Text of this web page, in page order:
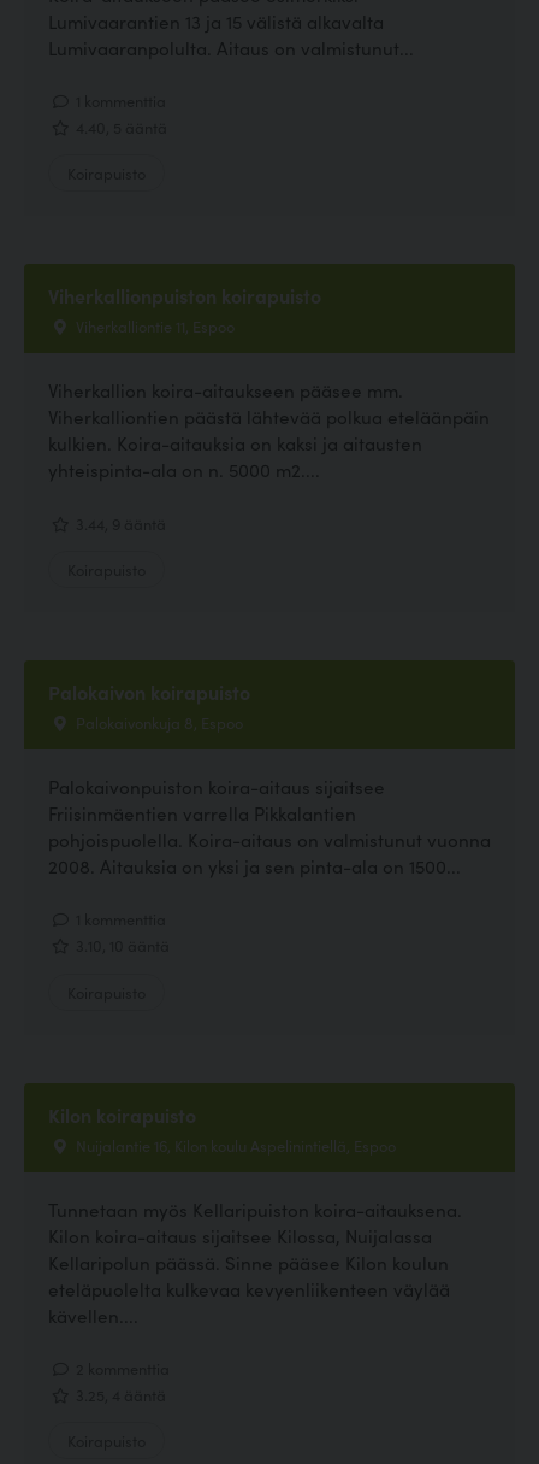
Lumivaarantien 13 ja 15 välistä alkavalta
Lumivaaranpolulta. Aitaus on valmistunut...
Viherkallionpuiston koirapuisto
Viherkalliontie 11, Espoo
Viherkallion koira-aitaukseen pääsee mm.
Viherkalliontien päästä lähtevää polkua eteläänpäin
kulkien. Koira-aitauksia on kaksi ja aitausten
yhteispinta-ala on n. 5000 m2....
Palokaivon koirapuisto
Palokaivonkuja 8, Espoo
Palokaivonpuiston koira-aitaus sijaitsee
Friisinmäentien varrella Pikkalantien
pohjoispuolella. Koira-aitaus on valmistunut vuonna
2008. Aitauksia on yksi ja sen pinta-ala on 1500...
Kilon koirapuisto
Nuijalantie 16, Kilon koulu Aspelinintiellä, Espoo
Tunnetaan myös Kellaripuiston koira-aitauksena.
Kilon koira-aitaus sijaitsee Kilossa, Nuijalassa
Kellaripolun päässä. Sinne pääsee Kilon koulun
eteläpuolelta kulkevaa kevyenliikenteen väylää
kävellen....